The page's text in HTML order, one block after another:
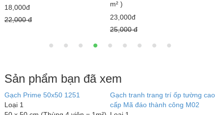
Sản phẩm bạn đã xem
Gạch Prime 50x50 1251
Loại 1